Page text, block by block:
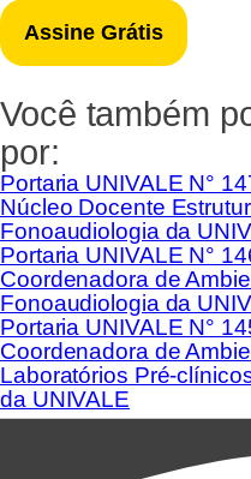
Você também
por:
Portaria UNIVALE N°
Núcleo Docente
Fonoaudiologia da
Portaria UNIVALE N°
Coordenadora de
Fonoaudiologia da
Portaria UNIVALE N°
Coordenadora de
Laboratórios Pré-
da UNIVALE